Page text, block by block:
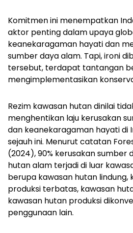
Komitmen ini menempatkan
aktor penting dalam upaya
keanekaragaman hayati dan
sumber daya alam. Tapi, ironi
tersebut, terdapat tantangan
mengimplementasikan
Rezim kawasan hutan dinilai
menghentikan laju kerusakan
dan keanekaragaman hayati di
sejauh ini. Menurut catatan
(2024), 90% kerusakan sumber
hutan alam terjadi di luar
berupa kawasan hutan lindung,
produksi terbatas, kawasan
kawasan hutan produksi
penggunaan lain.